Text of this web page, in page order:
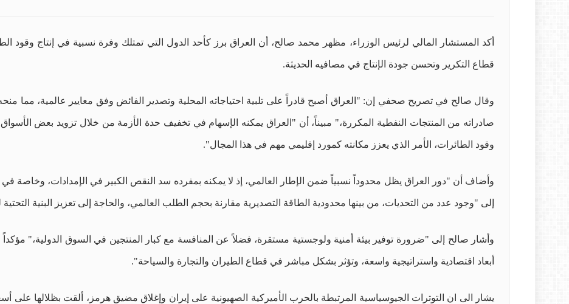
أكد المستشار المالي لرئيس الوزراء، مظهر محمد صالح، أن العراق برز كأحد الدول التي تمتلك وفرة نسبية في إنتاج وقود
قطاع التكرير وتحسن جودة الإنتاج في مصافيه الحديثة.
وقال صالح في تصريح صحفي إن: "العراق أصبح قادراً على تلبية احتياجاته المحلية وتصدير الفائض وفق معايير عالمية، مما منحه
صادراته من المنتجات النفطية المكررة،" مبيناً، أن "العراق يمكنه الإسهام في تخفيف حدة الأزمة من خلال تزويد بعض
وقود الطائرات، الأمر الذي يعزز مكانته كمورد إقليمي مهم في هذا المجال".
وأضاف أن "دور العراق يظل محدوداً نسبياً ضمن الإطار العالمي، إذ لا يمكنه بمفرده سد النقص الكبير في الإمدادات، وخاصة في
إلى "وجود عدد من التحديات، من بينها محدودية الطاقة التصديرية مقارنة بحجم الطلب العالمي، والحاجة إلى تعزيز البنية التحتية
وأشار صالح إلى "ضرورة توفير بيئة أمنية ولوجستية مستقرة، فضلاً عن المنافسة مع كبار المنتجين في السوق الدولية،" مؤكداً
أبعاد اقتصادية واستراتيجية واسعة، وتؤثر بشكل مباشر في قطاع الطيران والتجارة والسياحة".
يشار الى ان التوترات الجيوسياسية المرتبطة بالحرب الأميركية الصهيونية على إيران وإغلاق مضيق هرمز، ألقت بظلالها على